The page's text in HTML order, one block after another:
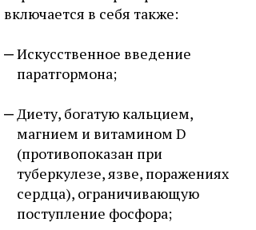
включается в себя также:
Искусственное введение
паратгормона;
Диету, богатую кальцием,
магнием и витамином D
(противопоказан при
туберкулезе, язве, поражениях
сердца), ограничивающую
поступление фосфора;